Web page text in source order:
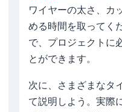
ワイヤーの太さ、カ
める時間を取ってく
で、プロジェクトに
とができます。
次に、さまざまなタ
て説明しよう。実際